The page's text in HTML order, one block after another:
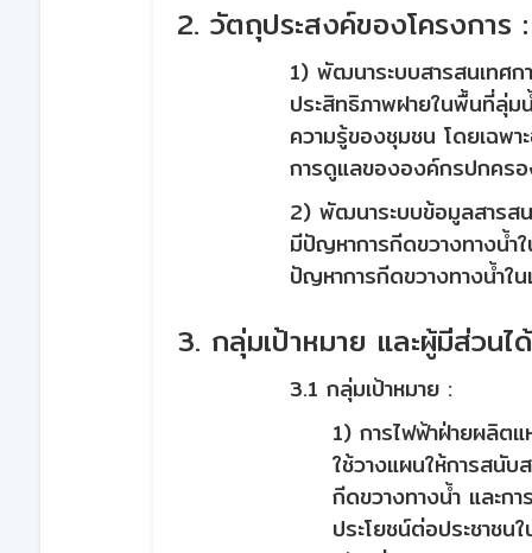
2. วัตถุประสงค์ของโครงการ :
1) พัฒนาระบบสารสนเทศก
ประสิทธิภาพฝายในพื้นที่ลุ่ม
ความรู้ของชุมชน โดยเฉพ
การดูแลขององค์กรปกคร
2) พัฒนาระบบข้อมูลสารส
มีปัญหาการกีดขวางทางน้ำ
ปัญหาการกีดขวางทางน้ำใ
3. กลุ่มเป้าหมาย และผู้มีส่วนไ
3.1 กลุ่มเป้าหมาย :
1) การไฟฟ้าฝ่ายผลิต
ใช้วางแผนให้การสนั
กีดขวางทางน้ำ และก
ประโยชน์ต่อประชาชน